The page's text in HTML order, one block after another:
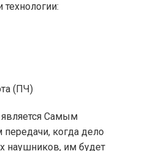
технологии:
(ПЧ)
является Самым
когда дело
наушников, им будет